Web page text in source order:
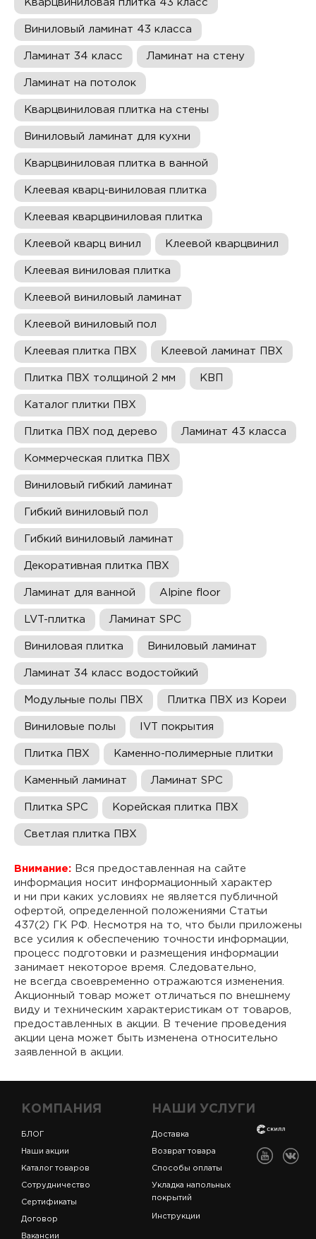
Кварцвиниловая плитка 43 класс
Виниловый ламинат 43 класса
Ламинат 34 класс Ламинат на стену
Ламинат на потолок
Кварцвиниловая плитка на стены
Виниловый ламинат для кухни
Кварцвиниловая плитка в ванной
Клеевая кварц-виниловая плитка
Клеевая кварцвиниловая плитка
Клеевой кварц винил Клеевой кварцвинил
Клеевая виниловая плитка
Клеевой виниловый ламинат
Клеевой виниловый пол
Клеевая плитка ПВХ Клеевой ламинат ПВХ
Плитка ПВХ толщиной 2 мм КВП
Каталог плитки ПВХ
Плитка ПВХ под дерево Ламинат 43 класса
Коммерческая плитка ПВХ
Виниловый гибкий ламинат
Гибкий виниловый пол
Гибкий виниловый ламинат
Декоративная плитка ПВХ
Ламинат для ванной Alpine floor
LVT-плитка Ламинат SPC
Виниловая плитка Виниловый ламинат
Ламинат 34 класс водостойкий
Модульные полы ПВХ Плитка ПВХ из Кореи
Виниловые полы IVT покрытия
Плитка ПВХ Каменно-полимерные плитки
Каменный ламинат Ламинат SPC
Плитка SPC Корейская плитка ПВХ
Светлая плитка ПВХ
Внимание: Вся предоставленная на сайте
информация носит информационный характер
и ни при каких условиях не является публичной
офертой, определенной положениями Статьи
437(2) ГК РФ. Несмотря на то, что были приложены
все усилия к обеспечению точности информации,
процесс подготовки и размещения информации
занимает некоторое время. Следовательно,
не всегда своевременно отражаются изменения.
Акционный товар может отличаться по внешнему
виду и техническим характеристикам от товаров,
предоставленных в акции. В течение проведения
акции цена может быть изменена относительно
заявленной в акции.
КОМПАНИЯ
БЛОГ
Наши акции
Каталог товаров
Сотрудничество
Сертификаты
Договор
Вакансии
НАШИ УСЛУГИ
Доставка
Возврат товара
Способы оплаты
Укладка напольных
покрытий
Инструкции